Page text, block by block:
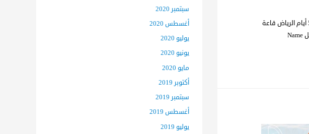
دورة السلامة والصحة المهنية وفقاً لمعايير الاوشا (OSHA) السعر السعر الأصلي 1500 ريال 17 نوفمبر 2019 5 أيام الرياض قاعة
فندقية 30 ساعة معتمدة من 4:30م الى 9:30م اضغط هنا للتسجيل عبر الوتس أب يجب ملئ الاستمارة للتسجيل Name
سبتمبر 2020
أغسطس 2020
يوليو 2020
يونيو 2020
مايو 2020
أكتوبر 2019
سبتمبر 2019
أغسطس 2019
يوليو 2019